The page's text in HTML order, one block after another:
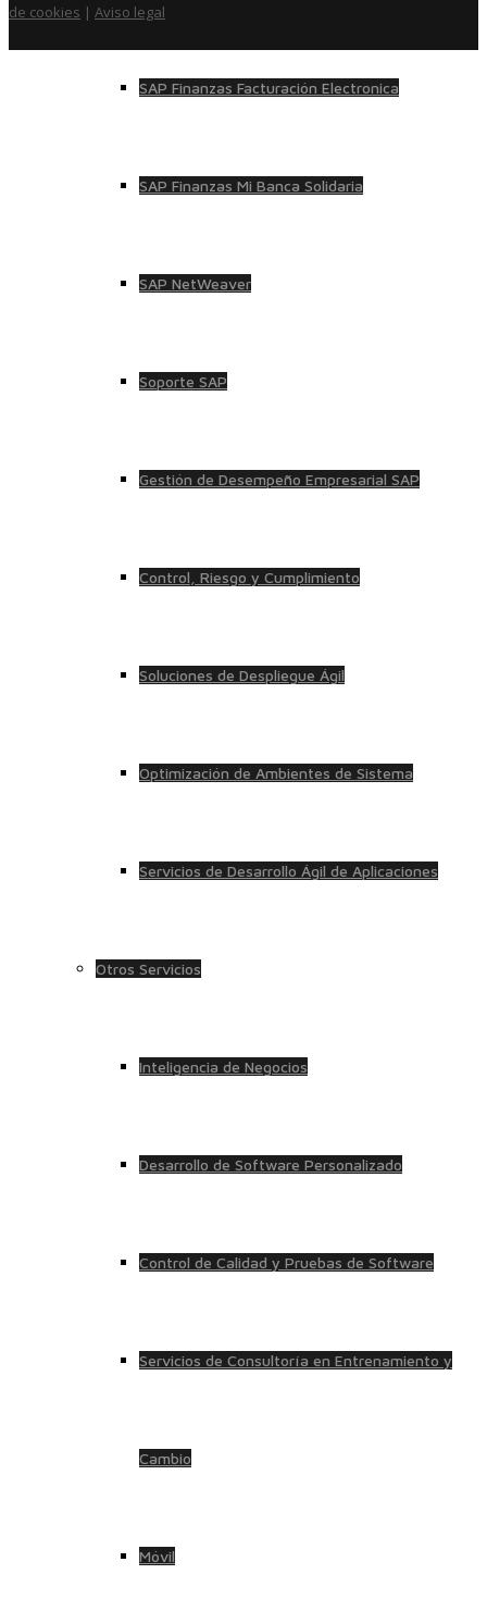
SAP Finanzas Facturación Electronica
SAP Finanzas Mi Banca Solidaria
SAP NetWeaver
Soporte SAP
Gestión de Desempeño Empresarial SAP
Control, Riesgo y Cumplimiento
Soluciones de Despliegue Ágil
Optimización de Ambientes de Sistema
Servicios de Desarrollo Ágil de Aplicaciones
Otros Servicios
Inteligencia de Negocios
Desarrollo de Software Personalizado
Control de Calidad y Pruebas de Software
Servicios de Consultoría en Entrenamiento y
Cambio
Móvil
de cookies | Aviso legal